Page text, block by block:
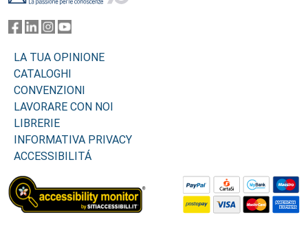
LA TUA OPINIONE
CATALOGHI
CONVENZIONI
LAVORARE CON NOI
LIBRERIE
INFORMATIVA PRIVACY
ACCESSIBILITÁ